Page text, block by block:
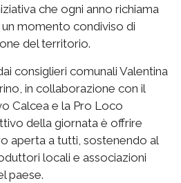
che ogni anno richiama
momento condiviso di
del territorio.
consiglieri comunali Valentina
in collaborazione con il
Calcea e la Pro Loco
della giornata è offrire
aperta a tutti, sostenendo al
locali e associazioni
paese.